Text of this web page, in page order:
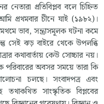
নেতারা প্রতিবিপ্লব বলে চিহ্নিত
প্রথমবার চীনে যাই (১৯৮২)।
ভাব, সন্ত্রাসমূলক ঘটনা কমে
সেই ঝড় বাইরে থেকে উপলব্ধি
কথাবার্তায় কেউ সোচ্চার নয়।
পরিবারের অবসর সময়ে তারা কি
চলছে। সংবাদপত্র এবং
তথাকথিত সাংস্কৃতিক বিপ্লবের